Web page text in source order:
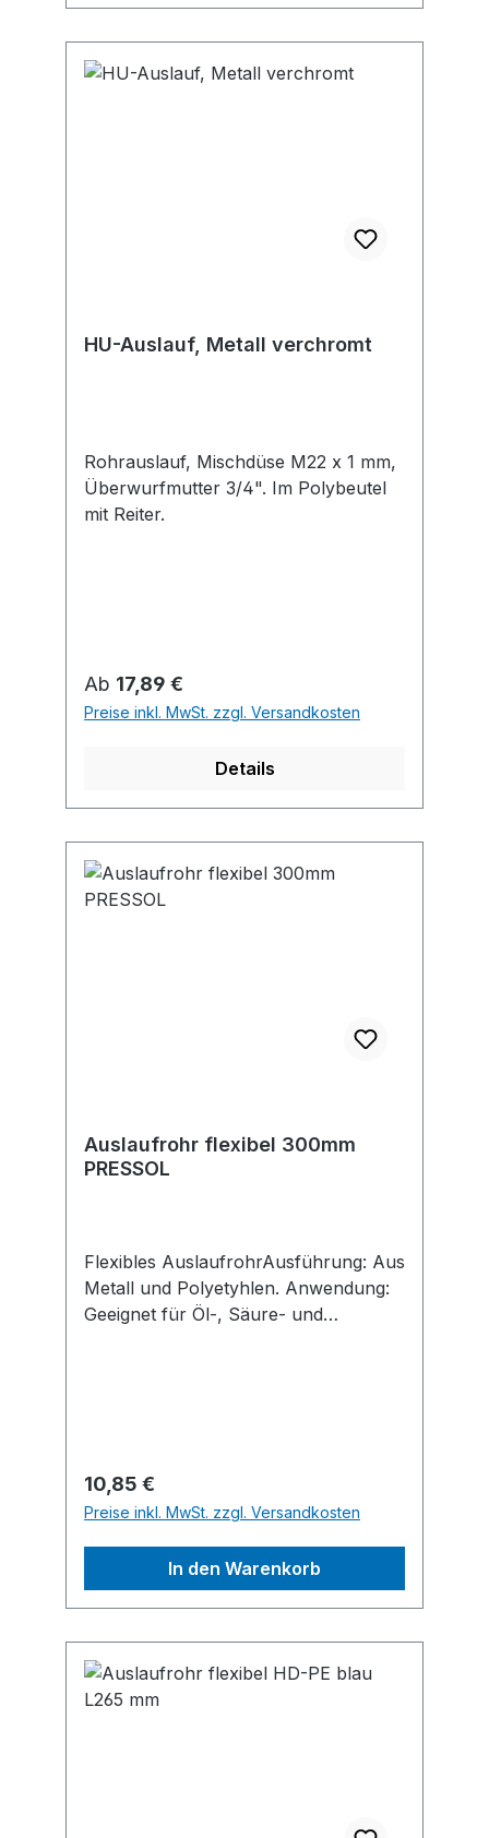
HU-Auslauf, Metall verchromt
Rohrauslauf, Mischdüse M22 x 1 mm,
Überwurfmutter 3/4". Im Polybeutel
mit Reiter.
Regulärer Preis:
Ab 17,89 €
Preise inkl. MwSt. zzgl. Versandkosten
Details
Auslaufrohr flexibel 300mm
PRESSOL
Flexibles AuslaufrohrAusführung: Aus
Metall und Polyetyhlen. Anwendung:
Geeignet für Öl-, Säure- und
Regulärer Preis:
10,85 €
Preise inkl. MwSt. zzgl. Versandkosten
In den Warenkorb